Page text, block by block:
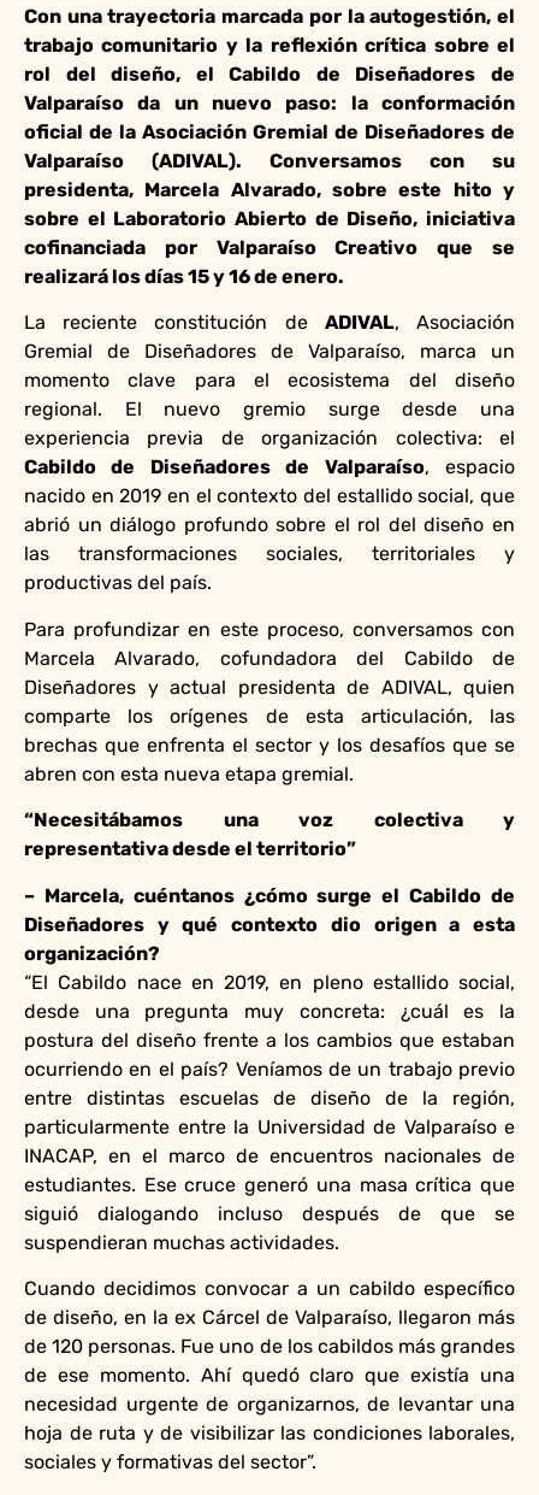
Con una trayectoria marcada por la autogestión, el
trabajo comunitario y la reflexión crítica sobre el
rol del diseño, el Cabildo de Diseñadores de
Valparaíso da un nuevo paso: la conformación
oficial de la Asociación Gremial de Diseñadores de
Valparaíso (ADIVAL). Conversamos con su
presidenta, Marcela Alvarado, sobre este hito y
sobre el Laboratorio Abierto de Diseño, iniciativa
cofinanciada por Valparaíso Creativo que se
realizará los días 15 y 16 de enero.
La reciente constitución de ADIVAL, Asociación
Gremial de Diseñadores de Valparaíso, marca un
momento clave para el ecosistema del diseño
regional. El nuevo gremio surge desde una
experiencia previa de organización colectiva: el
Cabildo de Diseñadores de Valparaíso, espacio
nacido en 2019 en el contexto del estallido social, que
abrió un diálogo profundo sobre el rol del diseño en
las transformaciones sociales, territoriales y
productivas del país.
Para profundizar en este proceso, conversamos con
Marcela Alvarado, cofundadora del Cabildo de
Diseñadores y actual presidenta de ADIVAL, quien
comparte los orígenes de esta articulación, las
brechas que enfrenta el sector y los desafíos que se
abren con esta nueva etapa gremial.
“Necesitábamos una voz colectiva y
representativa desde el territorio”
– Marcela, cuéntanos ¿cómo surge el Cabildo de
Diseñadores y qué contexto dio origen a esta
organización?
“El Cabildo nace en 2019, en pleno estallido social,
desde una pregunta muy concreta: ¿cuál es la
postura del diseño frente a los cambios que estaban
ocurriendo en el país? Veníamos de un trabajo previo
entre distintas escuelas de diseño de la región,
particularmente entre la Universidad de Valparaíso e
INACAP, en el marco de encuentros nacionales de
estudiantes. Ese cruce generó una masa crítica que
siguió dialogando incluso después de que se
suspendieran muchas actividades.
Cuando decidimos convocar a un cabildo específico
de diseño, en la ex Cárcel de Valparaíso, llegaron más
de 120 personas. Fue uno de los cabildos más grandes
de ese momento. Ahí quedó claro que existía una
necesidad urgente de organizarnos, de levantar una
hoja de ruta y de visibilizar las condiciones laborales,
sociales y formativas del sector”.